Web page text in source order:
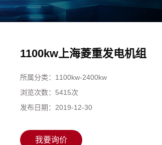
1100kw上海菱重发电机组
所属分类： 1100kw-2400kw
浏览次数： 5415次
发布日期： 2019-12-30
我要询价